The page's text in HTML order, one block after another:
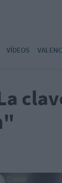
VÍDEOS